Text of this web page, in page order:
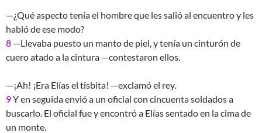
—¿Qué aspecto tenía el hombre que les salió al encuentro y les
habló de ese modo?
8 —Llevaba puesto un manto de piel, y tenía un cinturón de
cuero atado a la cintura —contestaron ellos.
—¡Ah! ¡Era Elías el tisbita! —exclamó el rey.
9Y en seguida envió a un oficial con cincuenta soldados a
buscarlo. El oficial fue y encontró a Elías sentado en la cima de
un monte.